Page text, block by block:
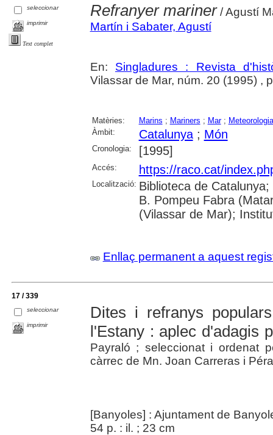
seleccionar
imprimir
Text complet
Refranyer mariner/ Agustí
Martín i Sabater, Agustí
En: Singladures : Revista
Vilassar de Mar, núm. 20 (1995) ,
Matèries: Marins ; Mariners ; Mar; Meteorologia
Àmbit:
Catalunya; Món
Cronologia: [1995]
Accés: https://raco.cat/
Localització: Biblioteca de
B. Pompeu Fabra
(Vilassar de Mar);
Enllaç permanent a aquest
17 / 339
seleccionar
imprimir
Dites i refranys
l'Estany : aplec d'adagis
Payraló ; seleccionat i ordenat
càrrec de Mn. Joan Carreras i Péra
[Banyoles] : Ajuntament de
54 p. : il. ; 23 cm